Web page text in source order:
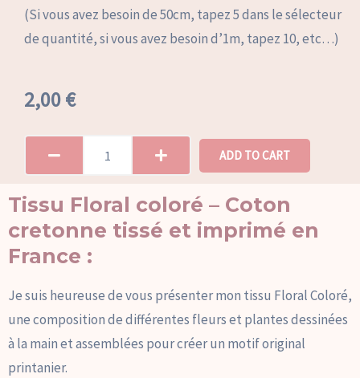
(Si vous avez besoin de 50cm, tapez 5 dans le sélecteur
de quantité, si vous avez besoin d’1m, tapez 10, etc…)
2,00€
ADD TO CART
Tissu Floral coloré – Coton
cretonne tissé et imprimé en
France :
Je suis heureuse de vous présenter mon tissu Floral Coloré,
une composition de différentes fleurs et plantes dessinées
à la main et assemblées pour créer un motif original
printanier.